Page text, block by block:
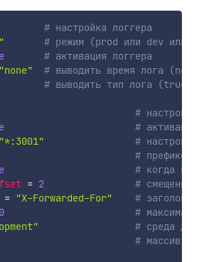
# настройка логгера
# режим (prod или dev или
# активация логгера
"none"
# выводить время лога
# выводить тип лога (true
#
#
"*:3001"
#
# префикс
# когда
= 2
# смещение
= "X-Forwarded-For"
#
0
#
# среда
# массив